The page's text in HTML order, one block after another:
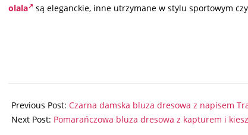
olala
są eleganckie, inne utrzymane w stylu sportowym
07-
21
Previous Post: Czarna damska bluza dresowa z napisem
Next Post: Pomarańczowa bluza dresowa z kapturem i